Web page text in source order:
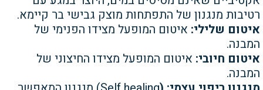
רטיבות מנגנון של התפתחות מוצק גבישי בר קיימא.
איטום שלילי: איטום המופעל מצידו הפנימי של
המבנה.
איטום חיובי: איטום המופעל מצידו החיצוני של
המבנה.